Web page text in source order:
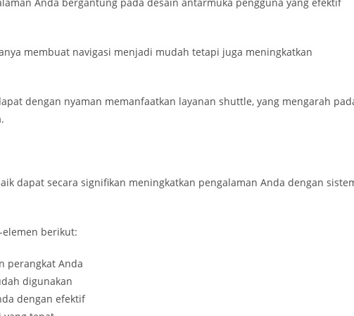
membuat navigasi menjadi mudah tetapi juga meningkatkan
dengan nyaman memanfaatkan layanan shuttle, yang mengarah
dapat secara signifikan meningkatkan pengalaman Anda dengan
berikut:
perangkat Anda
digunakan
dengan efektif